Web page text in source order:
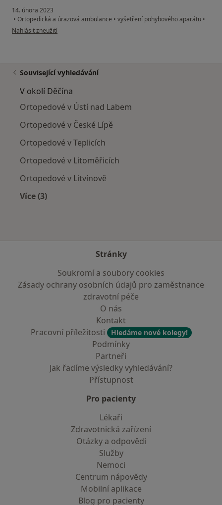
14. února 2023
• Ortopedická a úrazová ambulance • vyšetření pohybového aparátu •
podle názoru uživatele Anna Kotraszová AK
Nahlásit zneužití
Související vyhledávání
V okolí Děčína
Ortopedové v Ústí nad Labem
Ortopedové v České Lípě
Ortopedové v Teplicích
Ortopedové v Litoměřicích
Ortopedové v Litvínově
Více (3)
Stránky
Soukromí a soubory cookies
Zásady ochrany osobních údajů pro zaměstnance
zdravotní péče
O nás
Kontakt
Pracovní příležitosti
Hledáme nové kolegy!
Podmínky
Partneři
Jak řadíme výsledky vyhledávání?
Přístupnost
Pro pacienty
Lékaři
Zdravotnická zařízení
Otázky a odpovědi
Služby
Nemoci
Centrum nápovědy
Mobilní aplikace
Blog pro pacienty